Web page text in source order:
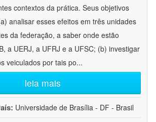
contextos da prática. Seus objetivos
analisar esses efeitos em três unidades
da federação, a saber onde estão
a UERJ, a UFRJ e a UFSC; (b) investigar
veiculados por tais po...
leia mais
Universidade de Brasília - DF - Brasil